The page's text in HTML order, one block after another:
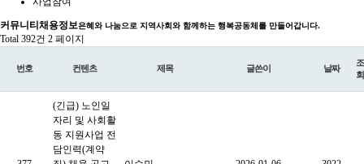
커뮤니티 채용정보은혜와 나눔으로 지역사회와 함께하는 행복공동체를 만들어갑니다.
Total 392건 2 페이지
번호 컨텐츠 제목 글쓴이 날짜
조
회
(긴급) 노인일
자리 및 사회활
동 지원사업 전
담인력(계약